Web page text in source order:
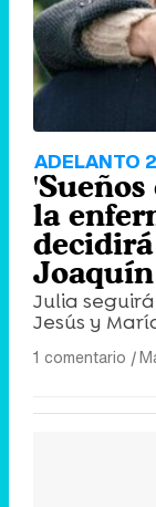
ADELANTO
la
Julia
Jesús y
1 comentario |